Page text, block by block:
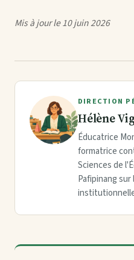
Mis à jour le 10 juin 2026
DIRECTION
Hélène
Éducatrice
formatrice
Sciences de
Pafipinang